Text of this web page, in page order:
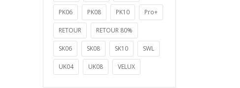
PK06 PK08 PK10 Pro+
RETOUR RETOUR 80%
SK06 SK08 SK10 SWL
UK04 UK08 VELUX